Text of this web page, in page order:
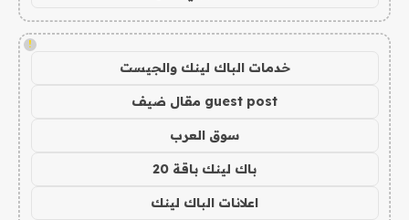
!
خدمات الباك لينك والجيست
guest post مقال ضيف
سوق العرب
باك لينك باقة 20
اعلانات الباك لينك